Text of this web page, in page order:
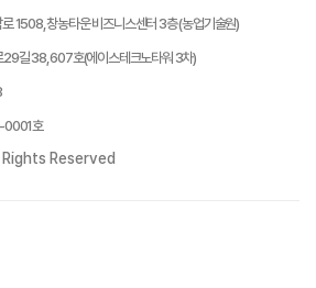
1508, 창농타운 비즈니스센터 3층 (농업기술원)
29길 38, 607호(에이스테크노타워 3차)
0001호
Reserved